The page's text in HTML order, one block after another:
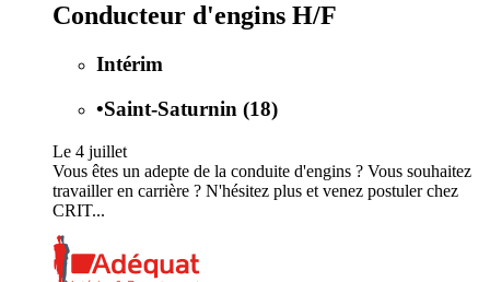
Conducteur d'engins H/F
Intérim
•Saint-Saturnin (18)
Le 4 juillet
Vous êtes un adepte de la conduite d'engins ? Vous souhaitez
travailler en carrière ? N'hésitez plus et venez postuler chez
CRIT...